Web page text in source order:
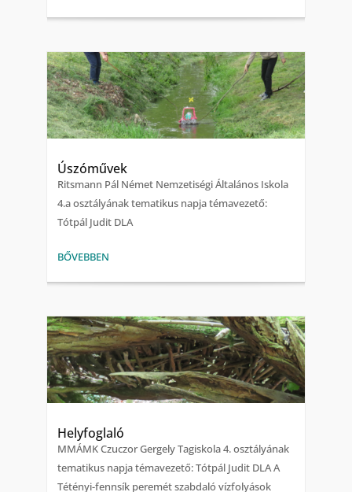
Úszóművek
Ritsmann Pál Német Nemzetiségi Általános Iskola
4.a osztályának tematikus napja témavezető:
Tótpál Judit DLA
BŐVEBBEN
Helyfoglaló
MMÁMK Czuczor Gergely Tagiskola 4. osztályának
tematikus napja témavezető: Tótpál Judit DLA A
Tétényi-fennsík peremét szabdaló vízfolyások